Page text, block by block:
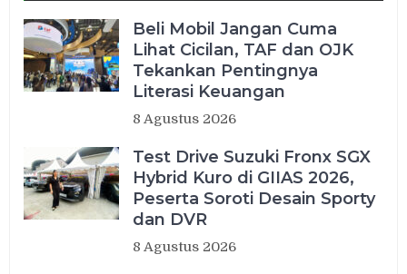
Beli Mobil Jangan Cuma
Lihat Cicilan, TAF dan OJK
Tekankan Pentingnya
Literasi Keuangan
8 Agustus 2026
Test Drive Suzuki Fronx SGX
Hybrid Kuro di GIIAS 2026,
Peserta Soroti Desain Sporty
dan DVR
8 Agustus 2026